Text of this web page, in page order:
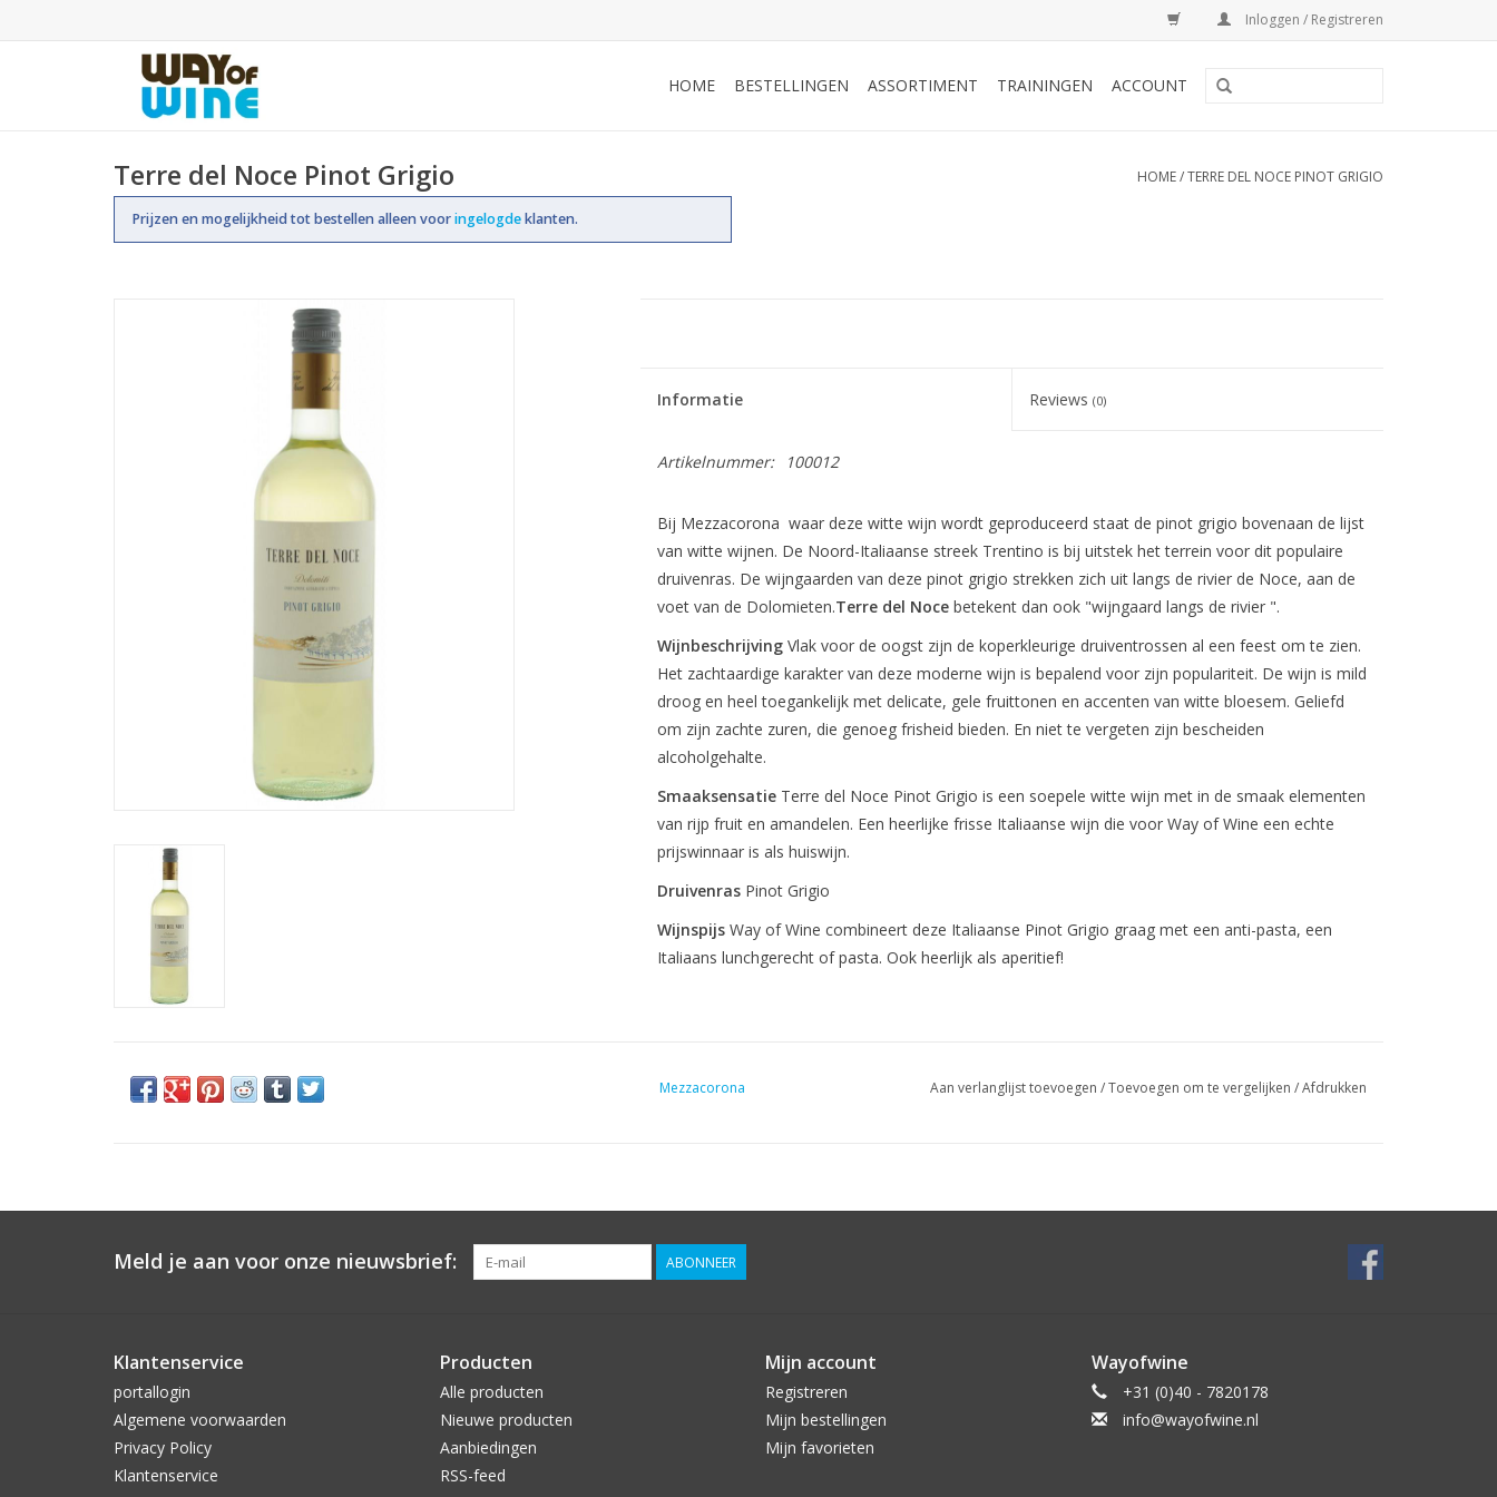
Inloggen / Registreren
HOME BESTELLINGEN ASSORTIMENT TRAININGEN ACCOUNT
Terre del Noce Pinot Grigio
Prijzen en mogelijkheid tot bestellen alleen vooringelogdeklanten.
HOME/TERRE DEL NOCE PINOT GRIGIO
Informatie Reviews(0)
Artikelnummer: 100012
Bij Mezzacorona waar deze witte wijn wordt geproduceerd staat de pinot grigio bovenaan de lijst
van witte wijnen. De Noord-Italiaanse streek Trentino is bij uitstek het terrein voor dit populaire
druivenras. De wijngaarden van deze pinot grigio strekken zich uit langs de rivier de Noce, aan de
voet van de Dolomieten.Terre del Noce betekent dan ook "wijngaard langs de rivier ".
WijnbeschrijvingVlak voor de oogst zijn de koperkleurige druiventrossen al een feest om te zien.
Het zachtaardige karakter van deze moderne wijn is bepalend voor zijn populariteit. De wijn is mild
droog en heel toegankelijk met delicate, gele fruittonen en accenten van witte bloesem. Geliefd
om zijn zachte zuren, die genoeg frisheid bieden. En niet te vergeten zijn bescheiden
alcoholgehalte.
SmaaksensatieTerre del Noce Pinot Grigio is een soepele witte wijn met in de smaak elementen
van rijp fruit en amandelen. Een heerlijke frisse Italiaanse wijn die voor Way of Wine een echte
prijswinnaar is als huiswijn.
DruivenrasPinot Grigio
WijnspijsWay of Wine combineert deze Italiaanse Pinot Grigio graag met een anti-pasta, een
Italiaans lunchgerecht of pasta. Ook heerlijk als aperitief!
Mezzacorona Aan verlanglijst toevoegen /Toevoegen om te vergelijken /Afdrukken
Meld je aan voor onze nieuwsbrief: ABONNEER
Klantenservice
portallogin
Algemene voorwaarden
Privacy Policy
Klantenservice
Producten
Alle producten
Nieuwe producten
Aanbiedingen
RSS-feed
Mijn account
Registreren
Mijn bestellingen
Mijn favorieten
Wayofwine
+31 (0)40 - 7820178
info@wayofwine.nl